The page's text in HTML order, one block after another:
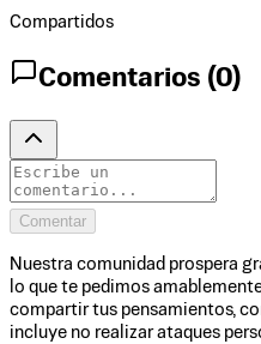
Compartidos
Comentarios (0)
Comentar
Nuestra comunidad prospera
lo que te pedimos
compartir tus pensamientos,
incluye no realizar ataques